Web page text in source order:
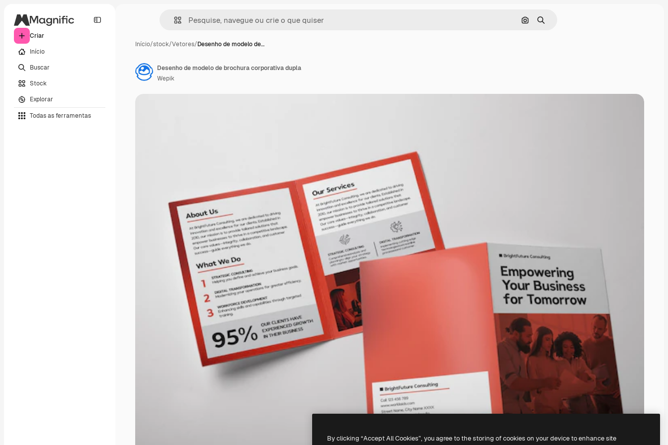
Criar
Início
Buscar
Stock
Explorar
Todas as ferramentas
Pesquisar por imagem
Buscar
Início/stock/Vetores/Desenho de modelo de…
Desenho de modelo de brochura corporativa dupla
Wepik
By clicking “Accept All Cookies”, you agree to the storing of cookies on your device to enhance site